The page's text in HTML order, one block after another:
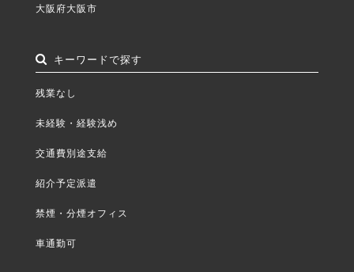
大阪府大阪市
キーワードで探す
残業なし
未経験・経験浅め
交通費別途支給
紹介予定派遣
禁煙・分煙オフィス
車通勤可